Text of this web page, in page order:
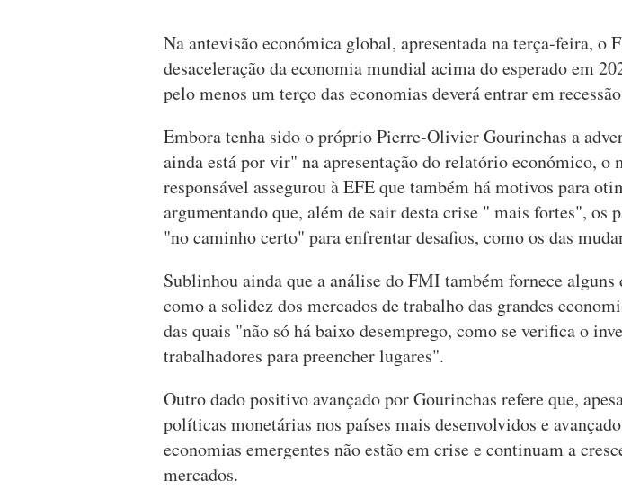
Na antevisão económica global, apresentada na terça-feira, o
desaceleração da economia mundial acima do esperado em
pelo menos um terço das economias deverá entrar em
Embora tenha sido o próprio Pierre-Olivier Gourinchas a
ainda está por vir" na apresentação do relatório económico, o
responsável assegurou à EFE que também há motivos para
argumentando que, além de sair desta crise " mais fortes", os
"no caminho certo" para enfrentar desafios, como os das
Sublinhou ainda que a análise do FMI também fornece alguns
como a solidez dos mercados de trabalho das grandes
das quais "não só há baixo desemprego, como se verifica o
trabalhadores para preencher lugares".
Outro dado positivo avançado por Gourinchas refere que,
políticas monetárias nos países mais desenvolvidos e
economias emergentes não estão em crise e continuam a
mercados.